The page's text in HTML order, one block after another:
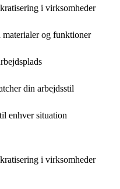
i virksomheder
og funktioner
din arbejdsstil
enhver situation
i virksomheder